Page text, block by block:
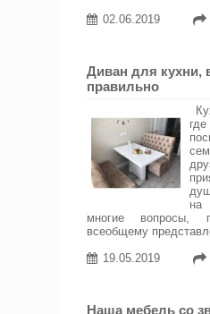
02.06.2019
Диван для кухни,
правильно
на
многие вопросы,
всеобщему
19.05.2019
Наша мебель со